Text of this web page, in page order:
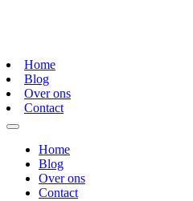
Home
Blog
Over ons
Contact
Home
Blog
Over ons
Contact